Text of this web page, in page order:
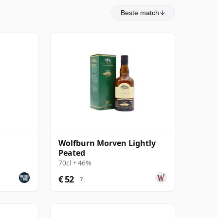
Beste match
Wolfburn Morven Lightly
Peated
70cl • 46%
€ 52 ?